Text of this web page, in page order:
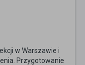
w Warszawie i
Przygotowanie